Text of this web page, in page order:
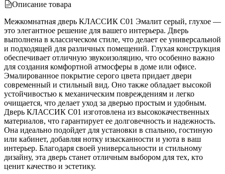
Описание товара
Межкомнатная дверь КЛАССИК C01 Эмалит серый, глухое —
это элегантное решение для вашего интерьера. Дверь
выполнена в классическом стиле, что делает ее универсальной
и подходящей для различных помещений. Глухая конструкция
обеспечивает отличную звукоизоляцию, что особенно важно
для создания комфортной атмосферы в доме или офисе.
Эмалированное покрытие серого цвета придает двери
современный и стильный вид. Оно также обладает высокой
устойчивостью к механическим повреждениям и легко
очищается, что делает уход за дверью простым и удобным.
Дверь КЛАССИК C01 изготовлена из высококачественных
материалов, что гарантирует ее долговечность и надежность.
Она идеально подойдет для установки в спальню, гостиную
или кабинет, добавляя нотку изысканности и уюта в ваш
интерьер. Благодаря своей универсальности и стильному
дизайну, эта дверь станет отличным выбором для тех, кто
ценит качество и эстетику.